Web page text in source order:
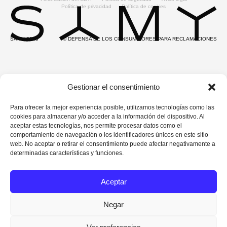
Gestionar el consentimiento
Para ofrecer la mejor experiencia posible, utilizamos tecnologías como las
cookies para almacenar y/o acceder a la información del dispositivo. Al
aceptar estas tecnologías, nos permite procesar datos como el
comportamiento de navegación o los identificadores únicos en este sitio
web. No aceptar o retirar el consentimiento puede afectar negativamente a
determinadas características y funciones.
Aceptar
Negar
Política de privacidad
Política de cookies
SAMY 2025 © DEFENSA DE LOS CONSUMIDORES PARA RECLAMACIONES